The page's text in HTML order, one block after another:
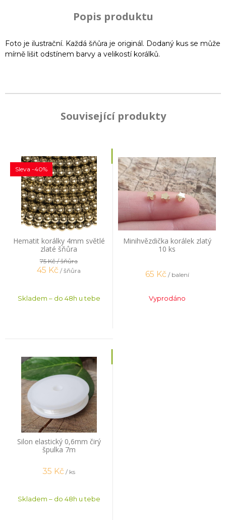
Popis produktu
Foto je ilustrační. Každá šňůra je originál. Dodaný kus se může
mírně lišit odstínem barvy a velikostí korálků.
Související produkty
Hematit korálky 4mm světlé
zlaté šňůra
Sleva -40%
75 Kč/ šňůra
45 Kč / šňůra
Skladem – do 48h u tebe
Minihvězdička korálek zlatý
10 ks
65 Kč / balení
Vyprodáno
Silon elastický 0,6mm čirý
špulka 7m
35 Kč / ks
Skladem – do 48h u tebe